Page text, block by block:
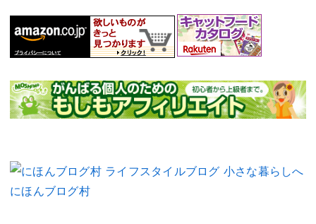
にほんブログ村